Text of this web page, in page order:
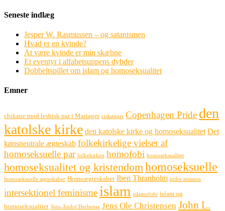
Seneste indlæg
Jesper W. Rasmussen – og satanismen
Hvad er en kvinde?
At være kvinde er min skæbne
Et eventyr i alfabetsuppens dybder
Dobbeltspillet om islam og homoseksualitet
Emner
chikane mod lesbisk par i Mariager ciskønnet Copenhagen Pride den
katolske kirke den katolske kirke og homoseksualitet Det
kønsneutrale ægteskab folkekirkelige vielser af
homoseksuelle par folkekirken homofobi homoseksualitet
homoseksualitet og kristendomhomoseksuelle
homoseksuelle ægteskaber Homoægteskabet Iben Thranholm indre mission
intersektionel feminisme islam islamofobi islam og
homoseksualitet Jens-André Herbener Jens Ole Christensen John L.